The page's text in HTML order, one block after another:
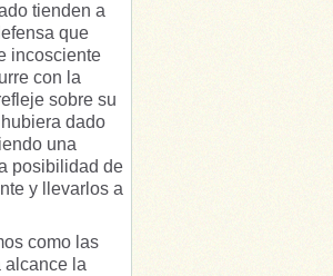
tienden a
que
incosciente
con la
sobre su
dado
una
posibilidad de
y llevarlos a
como las
alcance la